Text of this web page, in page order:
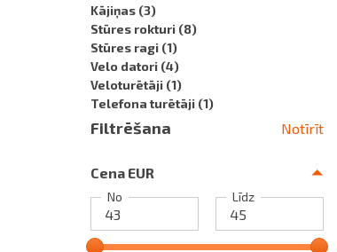
Kājiņas (3)
Stūres rokturi (8)
Stūres ragi (1)
Velo datori (4)
Veloturētāji (1)
Telefona turētāji (1)
Filtrēšana Notīrīt
Cena EUR
No Līdz